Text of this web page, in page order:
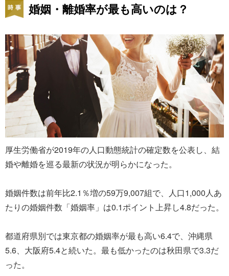
婚姻・離婚率が最も高いのは？
厚生労働省が2019年の人口動態統計の確定数を公表し、結
婚や離婚を巡る最新の状況が明らかになった。
婚姻件数は前年比2.1％増の59万9,007組で、人口1,000人あ
たりの婚姻件数「婚姻率」は0.1ポイント上昇し4.8だった。
都道府県別では東京都の婚姻率が最も高い6.4で、沖縄県
5.6、大阪府5.4と続いた。最も低かったのは秋田県で3.3だ
った。